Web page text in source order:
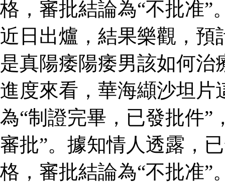
格，審批結論為“不批准”
近日出爐，結果樂觀，預
是真陽痿陽痿男該如何
進度來看，華海纈沙坦片
為“制證完畢，已發批件”
審批”。據知情人透露，
格，審批結論為“不批准”